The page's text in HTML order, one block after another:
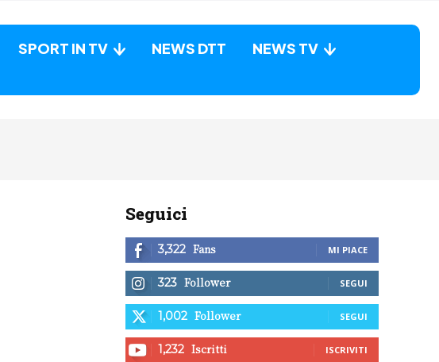
SPORT IN TV NEWS DTT
NEWS TV
Seguici
3,322 Fans MI PIACE
323 Follower SEGUI
1,002 Follower SEGUI
1,232 Iscritti ISCRIVITI